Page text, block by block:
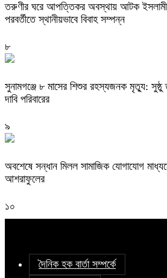
তরুণীর ঘরে আপত্তিকর অবস্থায় আটক ইসলামী
পরবর্তীতে স্থানীয়ভাবে বিবাহ সম্পন্ন
৮
সুনামগঞ্জে ৮ মাসের শিশুর রহস্যজনক মৃত্যু: সুষ্ঠু
দাবি পরিবারের
৯
অবশেষে সন্ধান মিলল সামাজিক যোগাযোগ
আশরাফুলের
১০
দৈনিক হক বার্তা সম্পর্কে